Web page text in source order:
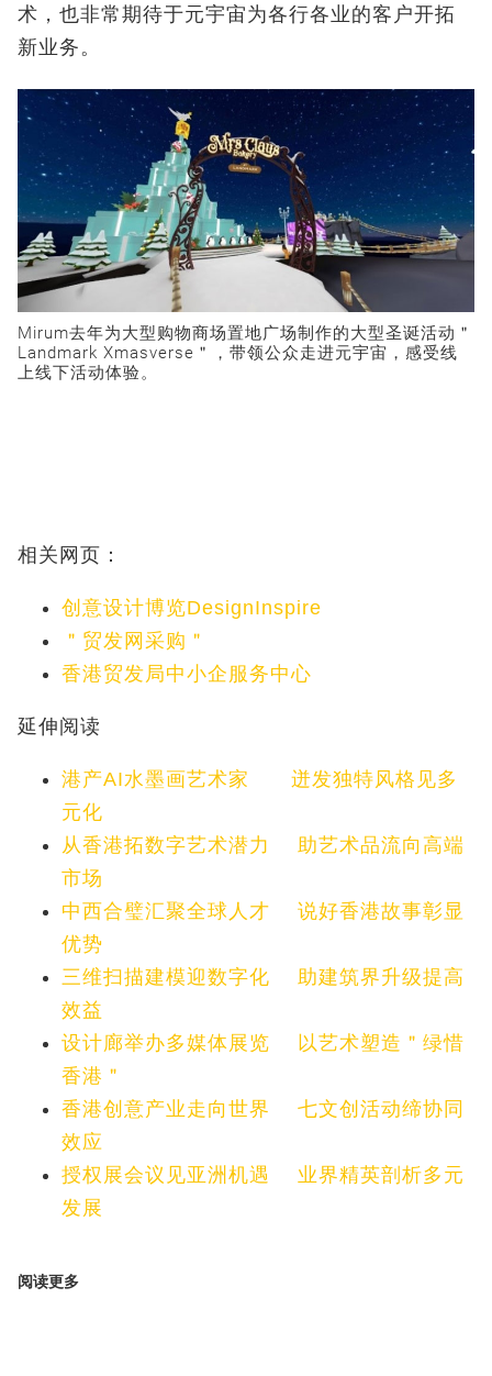
术，也非常期待于元宇宙为各行各业的客户开拓
新业务。
Mirum去年为大型购物商场置地广场制作的大型圣诞活动＂
Landmark Xmasverse ＂，带领公众走进元宇宙，感受线
上线下活动体验。
相关网页：
创意设计博览DesignInspire
＂贸发网采购＂
香港贸发局中小企服务中心
延伸阅读
港产AI水墨画艺术家 迸发独特风格见多
元化
从香港拓数字艺术潜力
助艺术品流向高端
市场
中西合璧汇聚全球人才
说好香港故事彰显
优势
三维扫描建模迎数字化
助建筑界升级提高
效益
设计廊举办多媒体展览
以艺术塑造＂绿惜
香港＂
香港创意产业走向世界
七文创活动缔协同
效应
授权展会议见亚洲机遇 业界精英剖析多元
发展
阅读更多